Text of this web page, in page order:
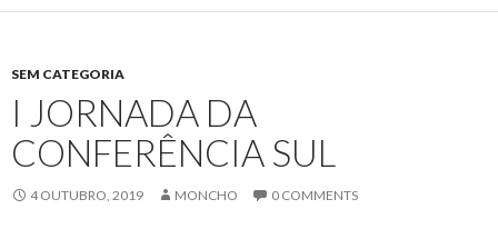
SEM CATEGORIA
I JORNADA DA
CONFERÊNCIA SUL
4 OUTUBRO, 2019 MONCHO 0 COMMENTS